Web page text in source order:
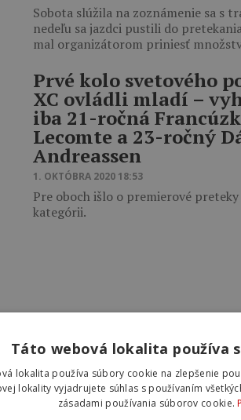
Sobota slúžila na zoznámenie sa s
nedeľu sa jazdci pustili do
mal organizátorom priniesť
Prvé kolo svetového
XC ovládli mladí –
iba 21-ročná
Lecomte a 23-ročný
Andreassen
1. OKTÓBRA 2020 18:53
Pre oboch išlo o premierové
kategórii.
Táto webová lokalita používa
lokalita používa súbory cookie na zlepšenie
lokality vyjadrujete súhlas s používaním
zásadami používania súborov cookie.